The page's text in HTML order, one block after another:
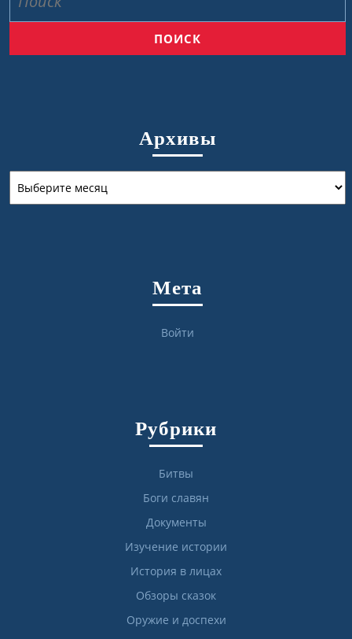
Архивы
Мета
Войти
Рубрики
Битвы
Боги славян
Документы
Изучение истории
История в лицах
Обзоры сказок
Оружие и доспехи